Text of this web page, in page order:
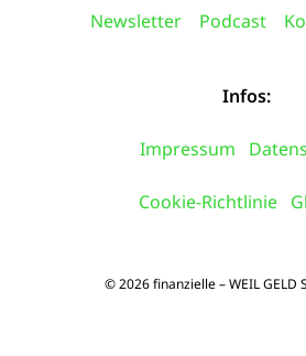
Newsletter Podcast
Infos:
Impressum
Cookie-Richtlinie
© 2026 finanzielle – WEIL GELD